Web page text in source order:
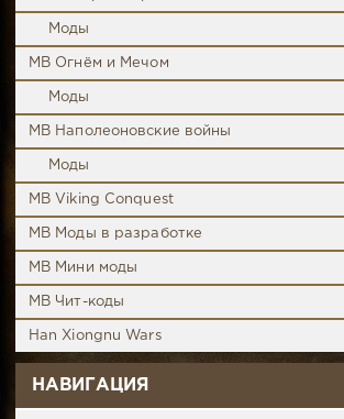
Моды
MB Огнём и Мечом
Моды
MB Наполеоновские войны
Моды
MB Viking Conquest
MB Моды в разработке
MB Мини моды
MB Чит-коды
Han Xiongnu Wars
НАВИГАЦИЯ